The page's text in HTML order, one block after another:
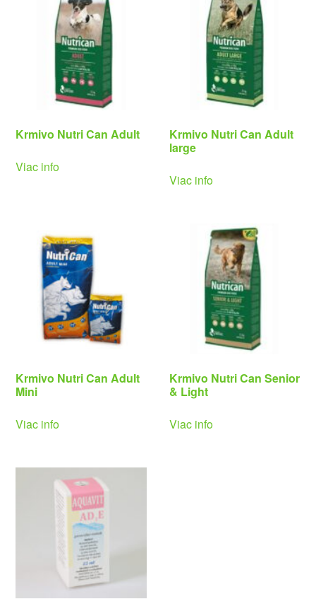
Krmivo Nutri Can Adult
Viac info
Krmivo Nutri Can Adult
large
Viac info
Krmivo Nutri Can Adult
Mini
Viac info
Krmivo Nutri Can Senior
& Light
Viac info